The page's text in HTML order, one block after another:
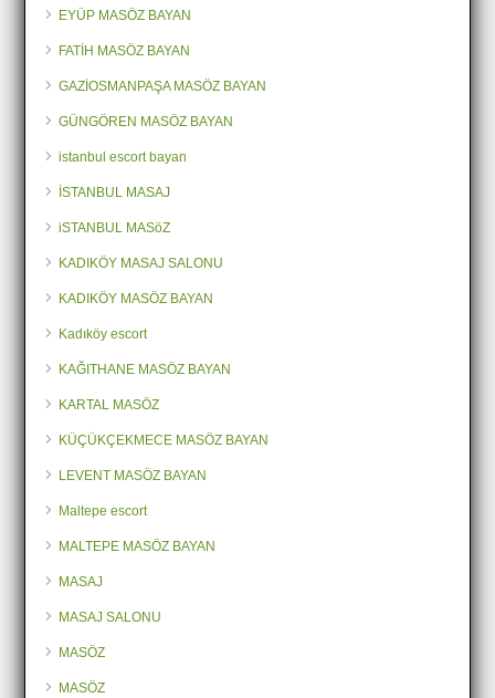
EYÜP MASÖZ BAYAN
FATİH MASÖZ BAYAN
GAZİOSMANPAŞA MASÖZ BAYAN
GÜNGÖREN MASÖZ BAYAN
istanbul escort bayan
İSTANBUL MASAJ
iSTANBUL MASöZ
KADIKÖY MASAJ SALONU
KADIKÖY MASÖZ BAYAN
Kadıköy escort
KAĞITHANE MASÖZ BAYAN
KARTAL MASÖZ
KÜÇÜKÇEKMECE MASÖZ BAYAN
LEVENT MASÖZ BAYAN
Maltepe escort
MALTEPE MASÖZ BAYAN
MASAJ
MASAJ SALONU
MASÖZ
MASÖZ